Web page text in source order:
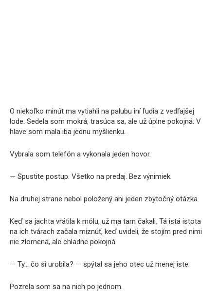
O niekoľko minút ma vytiahli na palubu iní ľudia z vedľajšej
lode. Sedela som mokrá, trasúca sa, ale už úplne pokojná. V
hlave som mala iba jednu myšlienku.
Vybrala som telefón a vykonala jeden hovor.
— Spustite postup. Všetko na predaj. Bez výnimiek.
Na druhej strane nebol položený ani jeden zbytočný otázka.
Keď sa jachta vrátila k mólu, už ma tam čakali. Tá istá istota
na ich tvárach začala miznúť, keď uvideli, že stojím pred nimi
nie zlomená, ale chladne pokojná.
— Ty… čo si urobila? — spýtal sa jeho otec už menej iste.
Pozrela som sa na nich po jednom.